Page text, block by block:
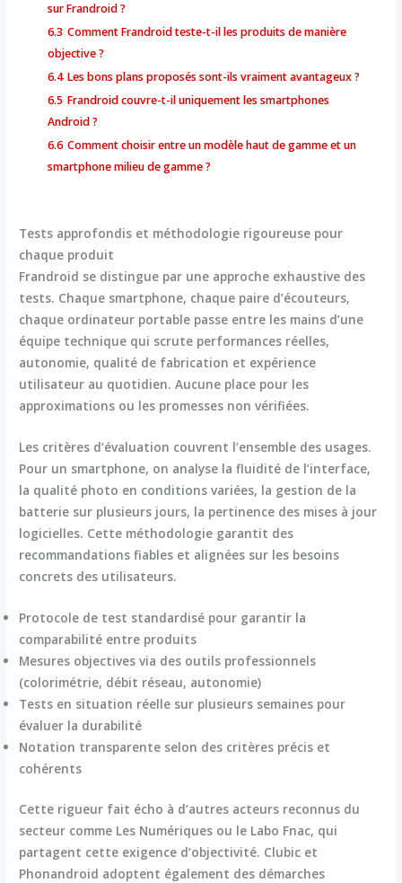
sur Frandroid ?
6.3 Comment Frandroid teste-t-il les produits de manière
objective ?
6.4 Les bons plans proposés sont-ils vraiment avantageux ?
6.5 Frandroid couvre-t-il uniquement les smartphones
Android ?
6.6 Comment choisir entre un modèle haut de gamme et un
smartphone milieu de gamme ?
Tests approfondis et méthodologie rigoureuse pour
chaque produit
Frandroid se distingue par une approche exhaustive des
tests. Chaque smartphone, chaque paire d’écouteurs,
chaque ordinateur portable passe entre les mains d’une
équipe technique qui scrute performances réelles,
autonomie, qualité de fabrication et expérience
utilisateur au quotidien. Aucune place pour les
approximations ou les promesses non vérifiées.
Les critères d’évaluation couvrent l’ensemble des usages.
Pour un smartphone, on analyse la fluidité de l’interface,
la qualité photo en conditions variées, la gestion de la
batterie sur plusieurs jours, la pertinence des mises à jour
logicielles. Cette méthodologie garantit des
recommandations fiables et alignées sur les besoins
concrets des utilisateurs.
Protocole de test standardisé pour garantir la
comparabilité entre produits
Mesures objectives via des outils professionnels
(colorimétrie, débit réseau, autonomie)
Tests en situation réelle sur plusieurs semaines pour
évaluer la durabilité
Notation transparente selon des critères précis et
cohérents
Cette rigueur fait écho à d’autres acteurs reconnus du
secteur comme Les Numériques ou le Labo Fnac, qui
partagent cette exigence d’objectivité. Clubic et
Phonandroid adoptent également des démarches